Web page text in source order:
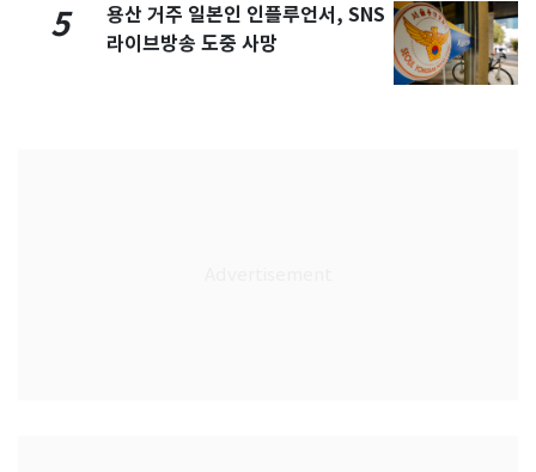
5
용산 거주 일본인 인플루언서, SNS
라이브방송 도중 사망